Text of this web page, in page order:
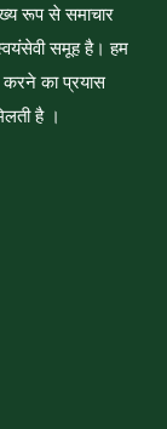
रूप से समाचार
समूह है। हम
का प्रयास
है ।